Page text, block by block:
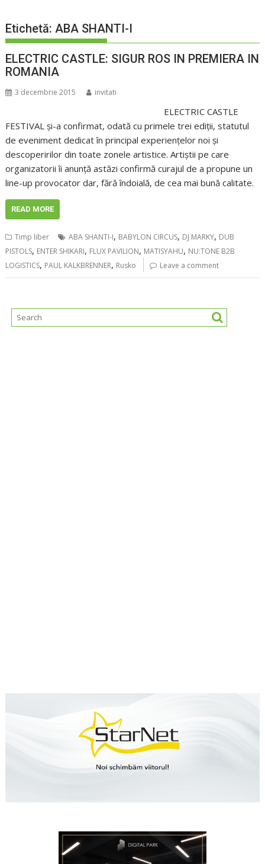
Etichetă:ABA SHANTI-I
ELECTRIC CASTLE: SIGUR ROS IN PREMIERA IN
ROMANIA
3 decembrie 2015 invitati
ELECTRIC CASTLE
FESTIVAL și-a confirmat, odată cu primele trei ediții, statutul
de eveniment dedicat în principal experiențelor noi și
descoperirilor din toate zonele artistice. Artiștii pe care
organizatorii îi anunță astăzi confirmă curajul de a propune un
line-up provocator dar, fără îndoială, de cea mai bună calitate.
READ MORE
Timp liber ABA SHANTI-I, BABYLON CIRCUS, DJ MARKY, DUB
PISTOLS, ENTER SHIKARI, FLUX PAVILION, MATISYAHU, NU:TONE B2B
LOGISTICS, PAUL KALKBRENNER, Rusko Leave a comment